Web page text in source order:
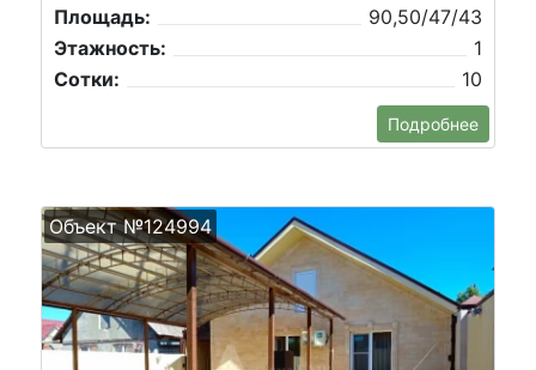
Площадь:
90,50/47/43
Этажность:
1
Сотки:
10
Подробнее
Объект №124994